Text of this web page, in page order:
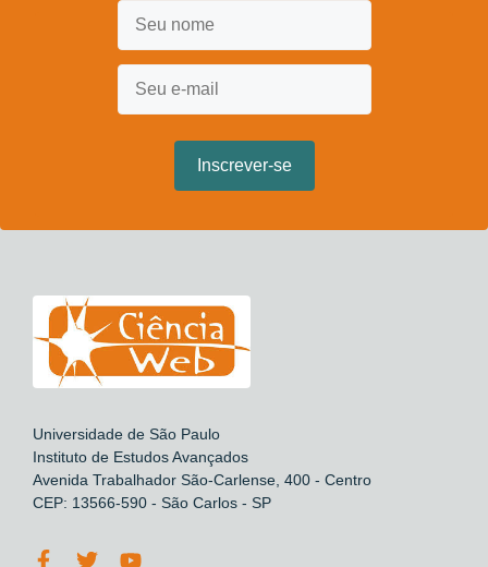
Universidade de São Paulo
Instituto de Estudos Avançados
Avenida Trabalhador São-Carlense, 400 - Centro
CEP: 13566-590 - São Carlos - SP